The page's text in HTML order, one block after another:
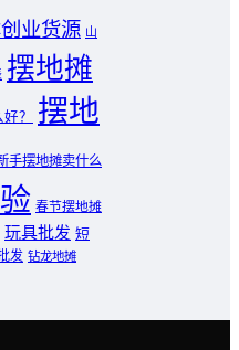
业货源 山
摆地摊
？
摆地
手摆地摊卖什么
春节摆地摊
玩具批发 短
发 钻龙地摊